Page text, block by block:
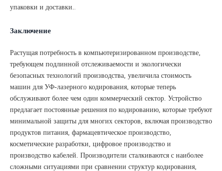
упаковки и доставки.
Заключение
Растущая потребность в компьютеризированном производстве,
требующем подлинной отслеживаемости и экологически
безопасных технологий производства, увеличила стоимость
машин для УФ-лазерного кодирования, которые теперь
обслуживают более чем один коммерческий сектор. Устройство
предлагает постоянные решения по кодированию, которые требуют
минимальной защиты для многих секторов, включая производство
продуктов питания, фармацевтическое производство,
косметические разработки, цифровое производство и
производство кабелей. Производители сталкиваются с наиболее
сложными ситуациями при сравнении структур кодирования,